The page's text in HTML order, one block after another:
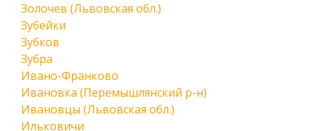
Золочев (Львовская обл.)
Зубейки
Зубков
Зубра
Ивано-Франково
Ивановка (Перемышлянский р-н)
Ивановцы (Львовская обл.)
Ильковичи